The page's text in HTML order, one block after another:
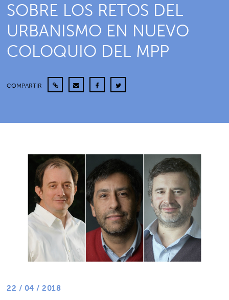
SOBRE LOS RETOS DEL
URBANISMO EN NUEVO
COLOQUIO DEL MPP
COMPARTIR
22 / 04 / 2018